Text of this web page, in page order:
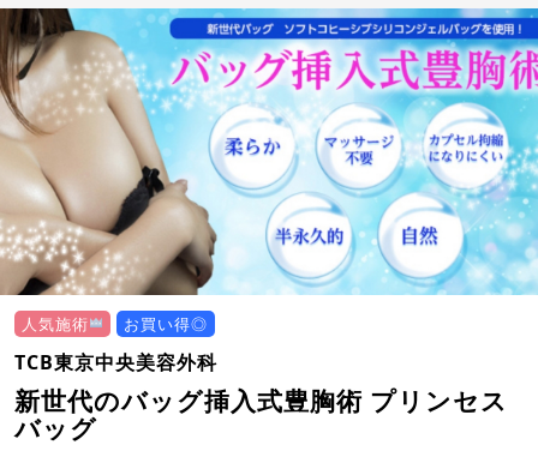
人気施術 お買い得◎
TCB東京中央美容外科
新世代のバッグ挿入式豊胸術 プリンセス
バッグ